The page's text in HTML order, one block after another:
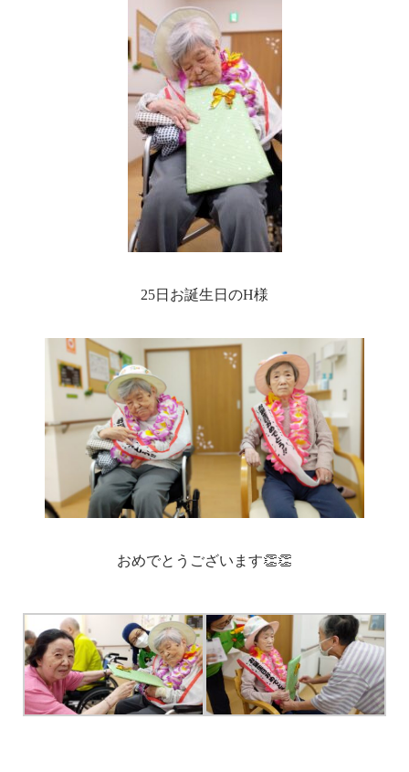
25日お誕生日のH様
おめでとうございます👏👏